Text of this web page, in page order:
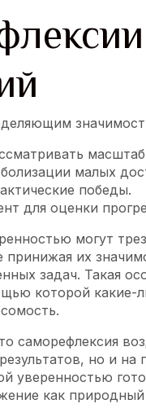
малых
победы.
для оценки
могут
принижая их
задач. Такая
которой какие-
саморефлексия
но и на
уверенностью
как природный